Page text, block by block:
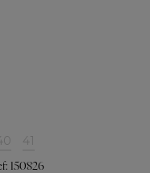
41
150826